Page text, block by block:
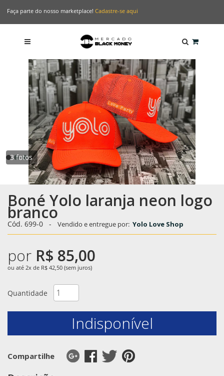
Faça parte do nosso marketplace! Cadastre-se aqui
3 fotos
Boné Yolo laranja neon logo
branco
Cód. 699-0 - Vendido e entregue por: Yolo Love Shop
por R$ 85,00
ou até 2x de R$ 42,50 (sem juros)
Quantidade
Indisponível
Compartilhe